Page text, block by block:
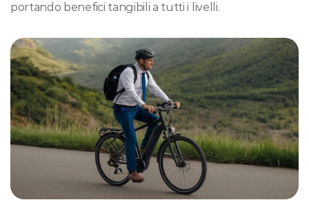
portando benefici tangibili a tutti i livelli.